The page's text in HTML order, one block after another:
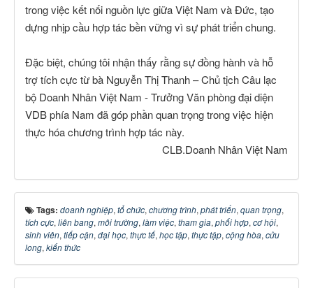
trong việc kết nối nguồn lực giữa Việt Nam và Đức, tạo
dựng nhịp cầu hợp tác bền vững vì sự phát triển chung.
Đặc biệt, chúng tôi nhận thấy rằng sự đồng hành và hỗ
trợ tích cực từ bà Nguyễn Thị Thanh – Chủ tịch Câu lạc
bộ Doanh Nhân Việt Nam - Trưởng Văn phòng đại diện
VDB phía Nam đã góp phần quan trọng trong việc hiện
thực hóa chương trình hợp tác này.
CLB.Doanh Nhân Việt Nam
Tags: doanh nghiệp, tổ chức, chương trình, phát triển, quan trọng,
tích cực, liên bang, môi trường, làm việc, tham gia, phối hợp, cơ hội,
sinh viên, tiếp cận, đại học, thực tế, học tập, thực tập, cộng hòa, cửu
long, kiến thức